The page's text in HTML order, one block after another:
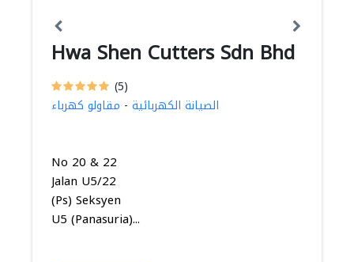
Hwa Shen Cutters Sdn Bhd
(5)
الصيانة الكهربائية - مقاولو كهرباء
No 20 & 22
Jalan U5/22
(Ps) Seksyen
U5 (Panasuria)...